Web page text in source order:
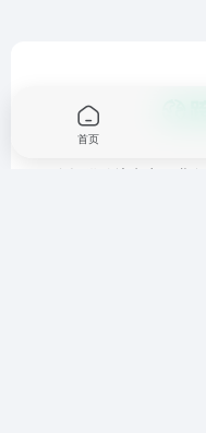
一个提供跨境电商，业
首页